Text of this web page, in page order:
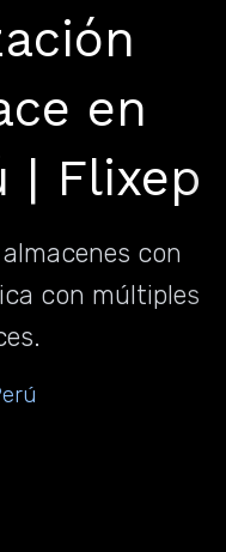
en
| Flixep
con
con múltiples